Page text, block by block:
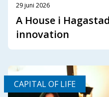
29 juni 2026
A House i
innovation
CAPITAL OF LIFE